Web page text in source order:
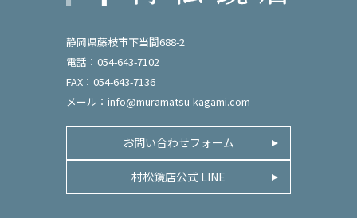
静岡県藤枝市下当間688-2
電話：054-643-7102
FAX：054-643-7136
メール： info@muramatsu-kagami.com
お問い合わせフォーム
村松鏡店公式 LINE